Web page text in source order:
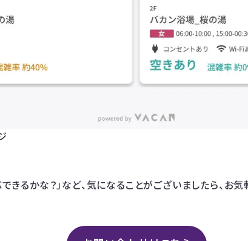
きるかな？」など、気になることがございましたら、お気